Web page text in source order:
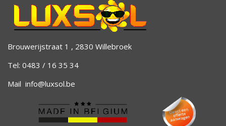
Brouwerijstraat 1 , 2830 Willebroek
Tel: 0483 / 16 35 34
Mail info@luxsol.be